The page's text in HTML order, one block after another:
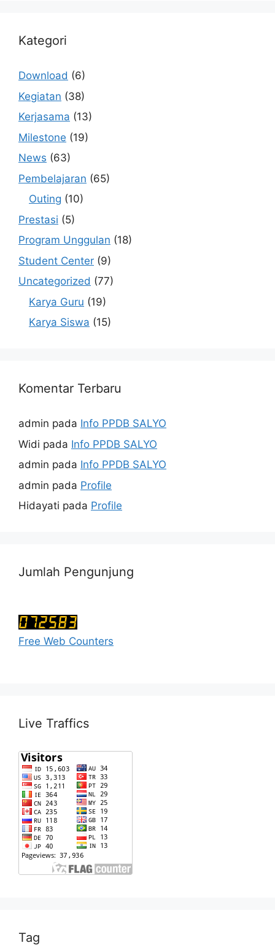
Kategori
Download (6)
Kegiatan (38)
Kerjasama (13)
Milestone (19)
News (63)
Pembelajaran (65)
Outing (10)
Prestasi (5)
Program Unggulan (18)
Student Center (9)
Uncategorized (77)
Karya Guru (19)
Karya Siswa (15)
Komentar Terbaru
admin pada Info PPDB SALYO
Widi pada Info PPDB SALYO
admin pada Info PPDB SALYO
admin pada Profile
Hidayati pada Profile
Jumlah Pengunjung
Free Web Counters
Live Traffics
Tag